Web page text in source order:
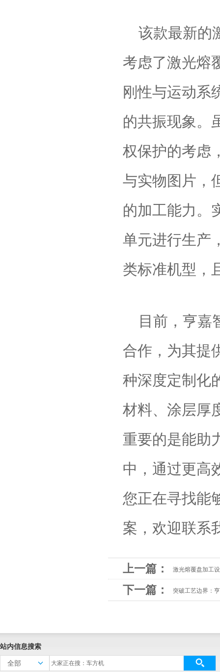
该款最新的
考虑了激光熔
刚性与运动系
的共振现象。
权保护的考虑
与实物图片，
的加工能力。
单元进行生产
类标准机型，
目前，亨嘉
合作，为其提
种深度定制化
材料、涂层厚
重要的是能助
中，通过更高
您正在寻找能
案，欢迎联系
上一篇： 激光熔覆盘加工
下一篇： 突破工艺边界：
站内信息搜索
全部